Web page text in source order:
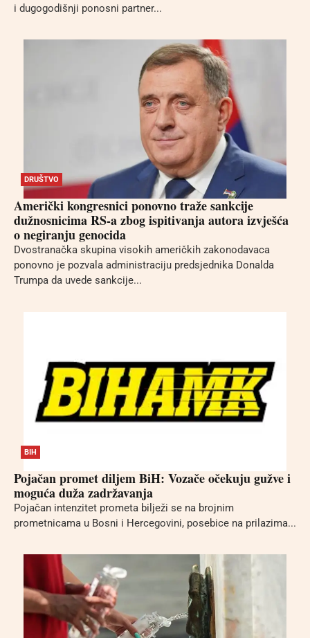
i dugogodišnji ponosni partner...
DRUŠTVO
Američki kongresnici ponovno traže sankcije
dužnosnicima RS-a zbog ispitivanja autora izvješća
o negiranju genocida
Dvostranačka skupina visokih američkih zakonodavaca
ponovno je pozvala administraciju predsjednika Donalda
Trumpa da uvede sankcije...
BIH
Pojačan promet diljem BiH: Vozače očekuju gužve i
moguća duža zadržavanja
Pojačan intenzitet prometa bilježi se na brojnim
prometnicama u Bosni i Hercegovini, posebice na prilazima...